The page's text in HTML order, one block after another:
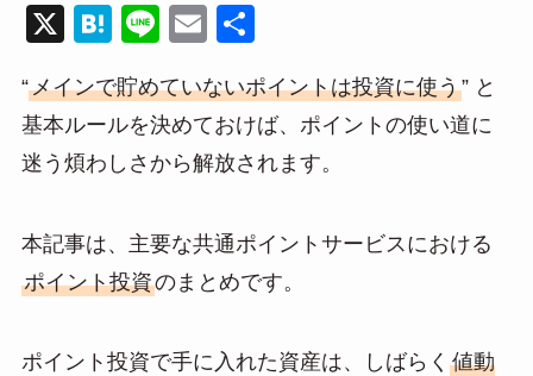
X
H
e
n
a
Li
e
E
ail
“メインで貯めていないポイントは投資に使う” と
基本ルールを決めておけば、ポイントの使い道に
迷う煩わしさから解放されます。
本記事は、主要な共通ポイントサービスにおける
ポイント投資のまとめです。
ポイント投資で手に入れた資産は、しばらく 値動